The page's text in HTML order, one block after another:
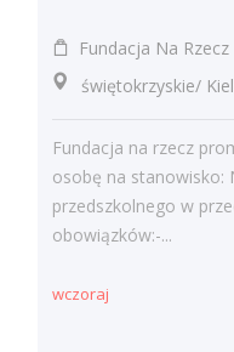
Fundacja Na
świętokrzyskie/
Fundacja na rzecz
osobę na stanowisko:
przedszkolnego w
obowiązków:-...
wczoraj